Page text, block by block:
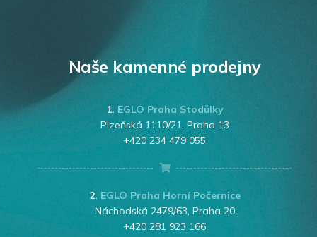
Naše kamenné prodejny
1. EGLO Praha Stodůlky
Plzeňská 1110/21, Praha 13
+420 234 479 055
2. EGLO Praha Horní Počernice
Náchodská 2479/63, Praha 20
+420 281 923 166